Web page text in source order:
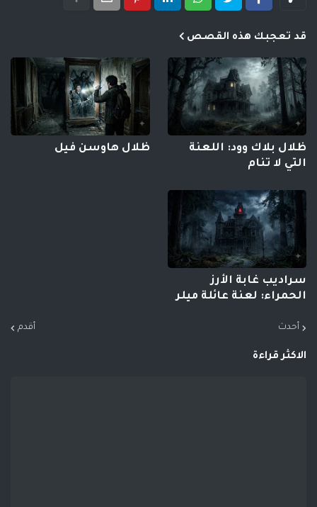
قد تعجبك هذه القصص
ظلال بلاك وود: اللعنة
التي لا تنام
ظلال هاوسن فيل
سراديب غابة الأرز
الحمراء: لعنة عائلة ميلر
أحدث أقدم
الاكثر قراءة